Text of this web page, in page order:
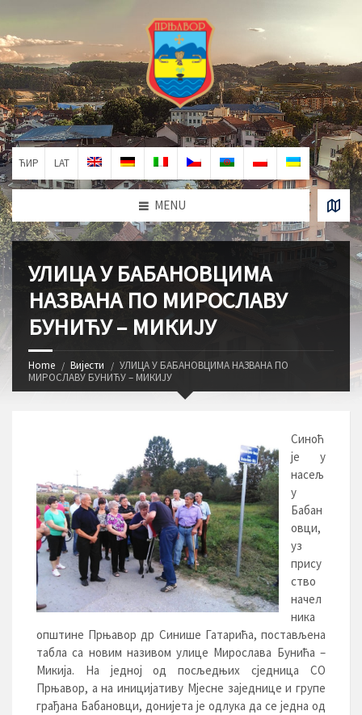
ЋИР LAT
MENU
УЛИЦА У БАБАНОВЦИМА
НАЗВАНА ПО МИРОСЛАВУ
БУНИЋУ – МИКИЈУ
Home Вијести
УЛИЦА У БАБАНОВЦИМА НАЗВАНА ПО
МИРОСЛАВУ БУНИЋУ – МИКИЈУ
Синоћ
је у
насељ
у
Бабан
овци,
уз
прису
ство
начел
ника
општине Прњавор др Синише Гатарића, постављена
табла са новим називом улице Мирослава Бунића –
Микија. На једној од посљедњих сједница СО
Прњавор, а на иницијативу Мјесне заједнице и групе
грађана Бабановци, донијета је одлука да се једна од